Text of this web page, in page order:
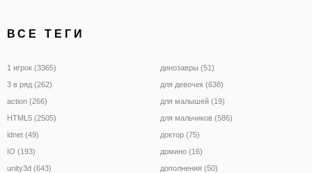
ВСЕ ТЕГИ
1 игрок (3365)
3 в ряд (262)
action (266)
HTML5 (2505)
idnet (49)
IO (193)
unity3d (643)
динозавры (51)
для девочек (638)
для малышей (19)
для мальчиков (586)
доктор (75)
домино (16)
дополнения (50)